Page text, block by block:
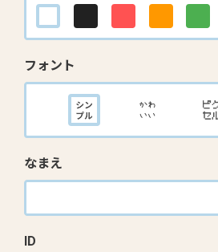
フォント
なまえ
ID